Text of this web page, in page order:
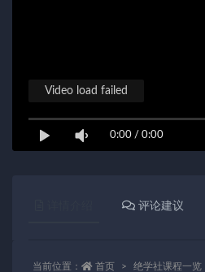
0:00 / 0:00
Video load failed
评论建议
当前位置： 首页 绝学社课程一览